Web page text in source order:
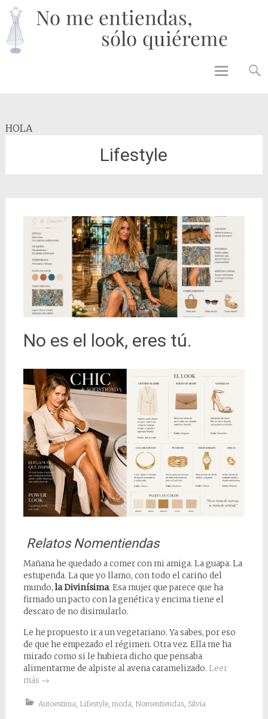
HOLA
Lifestyle
No es el look, eres tú.
Relatos Nomentiendas
Mañana he quedado a comer con mi amiga. La guapa. La
estupenda. La que yo llamo, con todo el cariño del
mundo, la Divinísima. Esa mujer que parece que ha
firmado un pacto con la genética y encima tiene el
descaro de no disimularlo.
Le he propuesto ir a un vegetariano. Ya sabes, por eso
de que he empezado el régimen. Otra vez. Ella me ha
mirado como si le hubiera dicho que pensaba
alimentarme de alpiste al avena caramelizado. Leer
más →
Autoestima Lifestyle, moda Nomentiendas, Silvia